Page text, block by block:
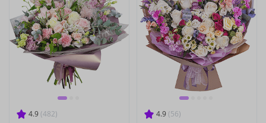
4.9 (482) 4.9 (56)